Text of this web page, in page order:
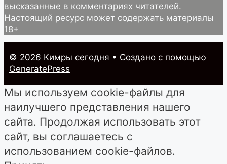
высказанные в комментариях читателей.
Настоящий ресурс может содержать материалы
18+
© 2026 Кимры cегодня • Создано с помощью
GeneratePress
Мы используем cookie-файлы для
наилучшего представления нашего
сайта. Продолжая использовать этот
сайт, вы соглашаетесь с
использованием cookie-файлов.